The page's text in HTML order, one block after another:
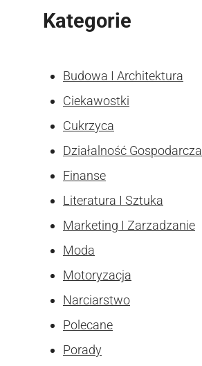
Kategorie
Budowa I Architektura
Ciekawostki
Cukrzyca
Działalność Gospodarcza
Finanse
Literatura I Sztuka
Marketing I Zarzadzanie
Moda
Motoryzacja
Narciarstwo
Polecane
Porady